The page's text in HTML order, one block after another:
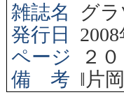
雑誌名
グ
発行日
2008
ページ
２
備 考 ‖ 片